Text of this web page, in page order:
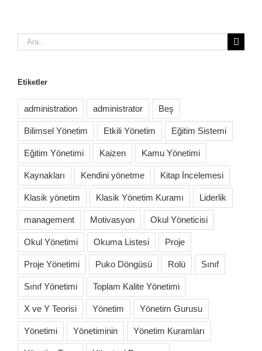
Ara:
Etiketler
administration administrator Beş
Bilimsel Yönetim Etkili Yönetim Eğitim Sistemi
Eğitim Yönetimi Kaizen Kamu Yönetimi
Kaynakları Kendini yönetme Kitap İncelemesi
Klasik yönetim Klasik Yönetim Kuramı Liderlik
management Motivasyon Okul Yöneticisi
Okul Yönetimi Okuma Listesi Proje
Proje Yönetimi Puko Döngüsü Rolü Sınıf
Sınıf Yönetimi Toplam Kalite Yönetimi
X ve Y Teorisi Yönetim Yönetim Gurusu
Yönetimi Yönetiminin Yönetim Kuramları